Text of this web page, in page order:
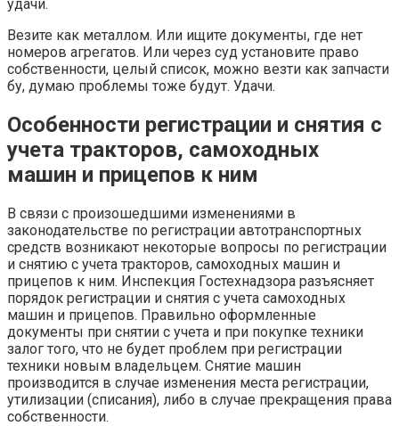
удачи.
Везите как металлом. Или ищите документы, где нет
номеров агрегатов. Или через суд установите право
собственности, целый список, можно везти как запчасти
бу, думаю проблемы тоже будут. Удачи.
Особенности регистрации и снятия с
учета тракторов, самоходных
машин и прицепов к ним
В связи с произошедшими изменениями в
законодательстве по регистрации автотранспортных
средств возникают некоторые вопросы по регистрации
и снятию с учета тракторов, самоходных машин и
прицепов к ним. Инспекция Гостехнадзора разъясняет
порядок регистрации и снятия с учета самоходных
машин и прицепов. Правильно оформленные
документы при снятии с учета и при покупке техники
залог того, что не будет проблем при регистрации
техники новым владельцем. Снятие машин
производится в случае изменения места регистрации,
утилизации (списания), либо в случае прекращения права
собственности.